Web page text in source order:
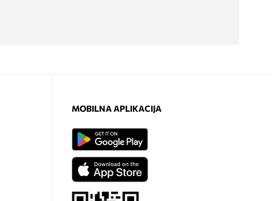
MOBILNA APLIKACIJA